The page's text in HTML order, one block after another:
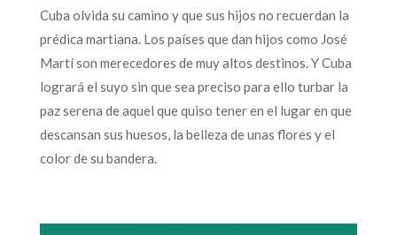
Cuba olvida su camino y que sus hijos no recuerdan la
prédica martiana. Los países que dan hijos como José
Martí son merecedores de muy altos destinos. Y Cuba
logrará el suyo sin que sea preciso para ello turbar la
paz serena de aquel que quiso tener en el lugar en que
descansan sus huesos, la belleza de unas flores y el
color de su bandera.